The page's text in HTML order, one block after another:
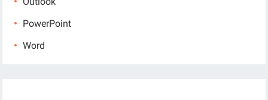
PowerPoint
Word